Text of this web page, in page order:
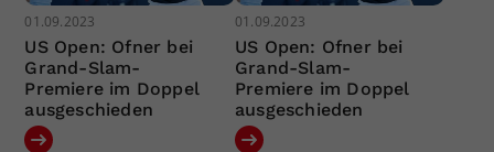
01.09.2023
US Open: Ofner bei
Grand-Slam-
Premiere im Doppel
ausgeschieden
01.09.2023
US Open: Ofner bei
Grand-Slam-
Premiere im Doppel
ausgeschieden